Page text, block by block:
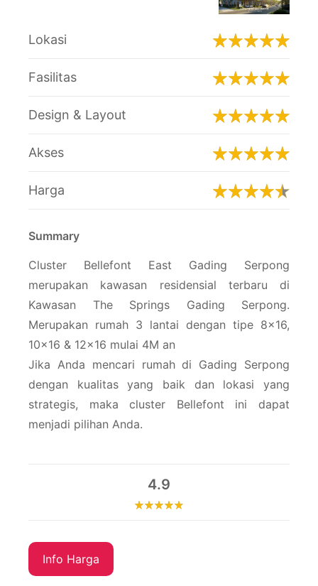
Lokasi
Fasilitas
Design & Layout
Akses
Harga
Summary
Cluster Bellefont East Gading Serpong
merupakan kawasan residensial terbaru di
Kawasan The Springs Gading Serpong.
Merupakan rumah 3 lantai dengan tipe 8×16,
10×16 & 12×16 mulai 4M an
Jika Anda mencari rumah di Gading Serpong
dengan kualitas yang baik dan lokasi yang
strategis, maka cluster Bellefont ini dapat
menjadi pilihan Anda.
4.9
Info Harga